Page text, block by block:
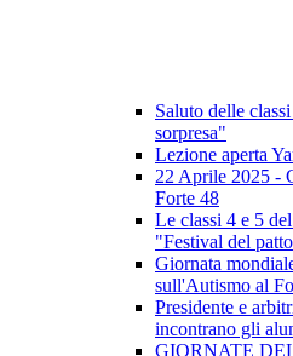
Saluto delle
sorpresa"
Lezione aperta
22 Aprile 2025 -
Forte 48
Le classi 4 e 5
"Festival del
Giornata
sull'Autismo al
Presidente e
incontrano gli
GIORNATE